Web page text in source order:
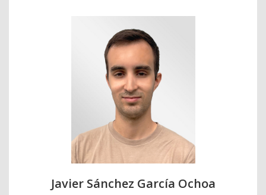
Javier Sánchez García Ochoa